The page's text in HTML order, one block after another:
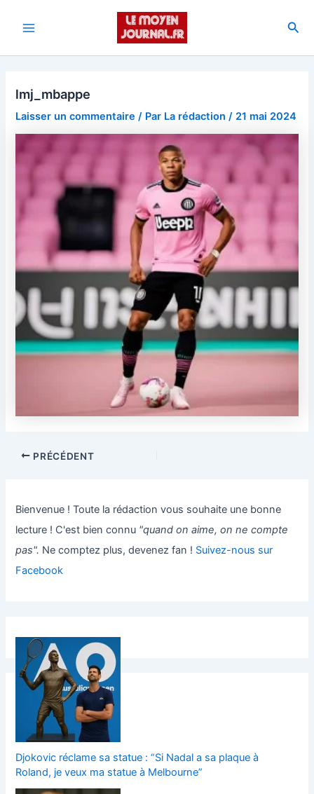
lmj_mbappe
Laisser un commentaire / Par La rédaction/ 21 mai 2024
PRÉCÉDENT
Bienvenue ! Toute la rédaction vous souhaite une bonne
lecture ! C'est bien connu "quand on aime, on ne compte
pas". Ne comptez plus, devenez fan ! Suivez-nous sur
Facebook
Djokovic réclame sa statue : “Si Nadal a sa plaque à
Roland, je veux ma statue à Melbourne”